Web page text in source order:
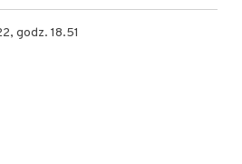
godz. 18.51